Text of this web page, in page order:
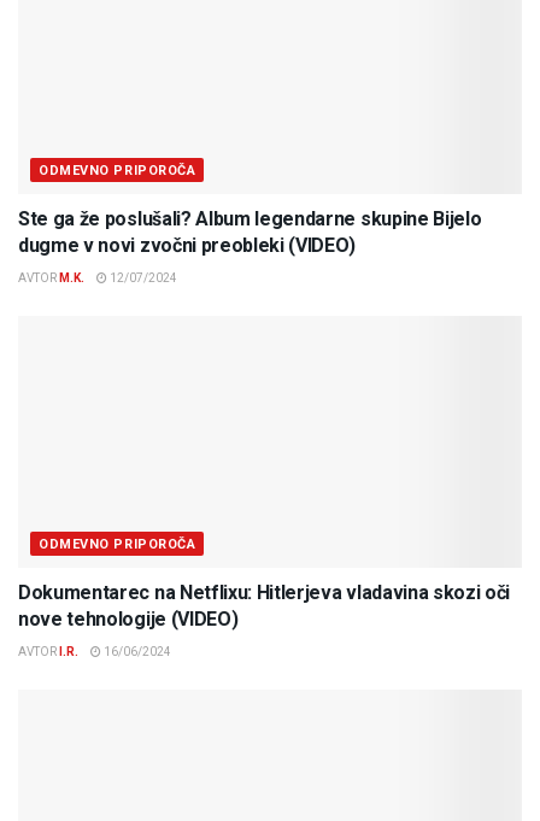
ODMEVNO PRIPOROČA
Ste ga že poslušali? Album legendarne skupine Bijelo
dugme v novi zvočni preobleki (VIDEO)
AVTOR M.K. 12/07/2024
ODMEVNO PRIPOROČA
Dokumentarec na Netflixu: Hitlerjeva vladavina skozi oči
nove tehnologije (VIDEO)
AVTOR I.R. 16/06/2024